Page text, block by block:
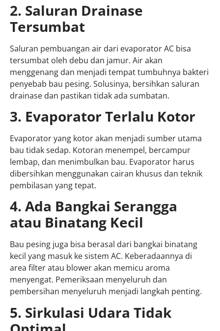
2. Saluran Drainase
Tersumbat
Saluran pembuangan air dari evaporator AC bisa
tersumbat oleh debu dan jamur. Air akan
menggenang dan menjadi tempat tumbuhnya bakteri
penyebab bau pesing. Solusinya, bersihkan saluran
drainase dan pastikan tidak ada sumbatan.
3. Evaporator Terlalu Kotor
Evaporator yang kotor akan menjadi sumber utama
bau tidak sedap. Kotoran menempel, bercampur
lembap, dan menimbulkan bau. Evaporator harus
dibersihkan menggunakan cairan khusus dan teknik
pembilasan yang tepat.
4. Ada Bangkai Serangga
atau Binatang Kecil
Bau pesing juga bisa berasal dari bangkai binatang
kecil yang masuk ke sistem AC. Keberadaannya di
area filter atau blower akan memicu aroma
menyengat. Pemeriksaan menyeluruh dan
pembersihan menyeluruh menjadi langkah penting.
5. Sirkulasi Udara Tidak